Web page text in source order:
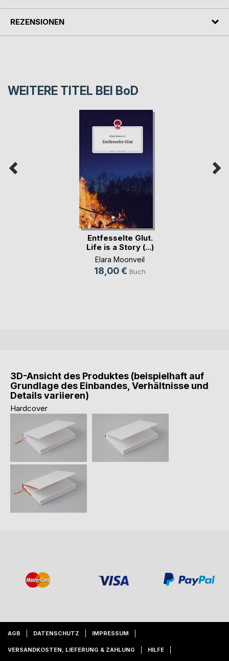
REZENSIONEN
WEITERE TITEL BEI BoD
Entfesselte Glut.
Life is a Story (...)
Elara Moonveil
18,00 € Buch
3D-Ansicht des Produktes (beispielhaft auf
Grundlage des Einbandes, Verhältnisse und
Details variieren)
Hardcover
AGB DATENSCHUTZ IMPRESSUM
VERSANDKOSTEN, LIEFERUNG & ZAHLUNG HILFE